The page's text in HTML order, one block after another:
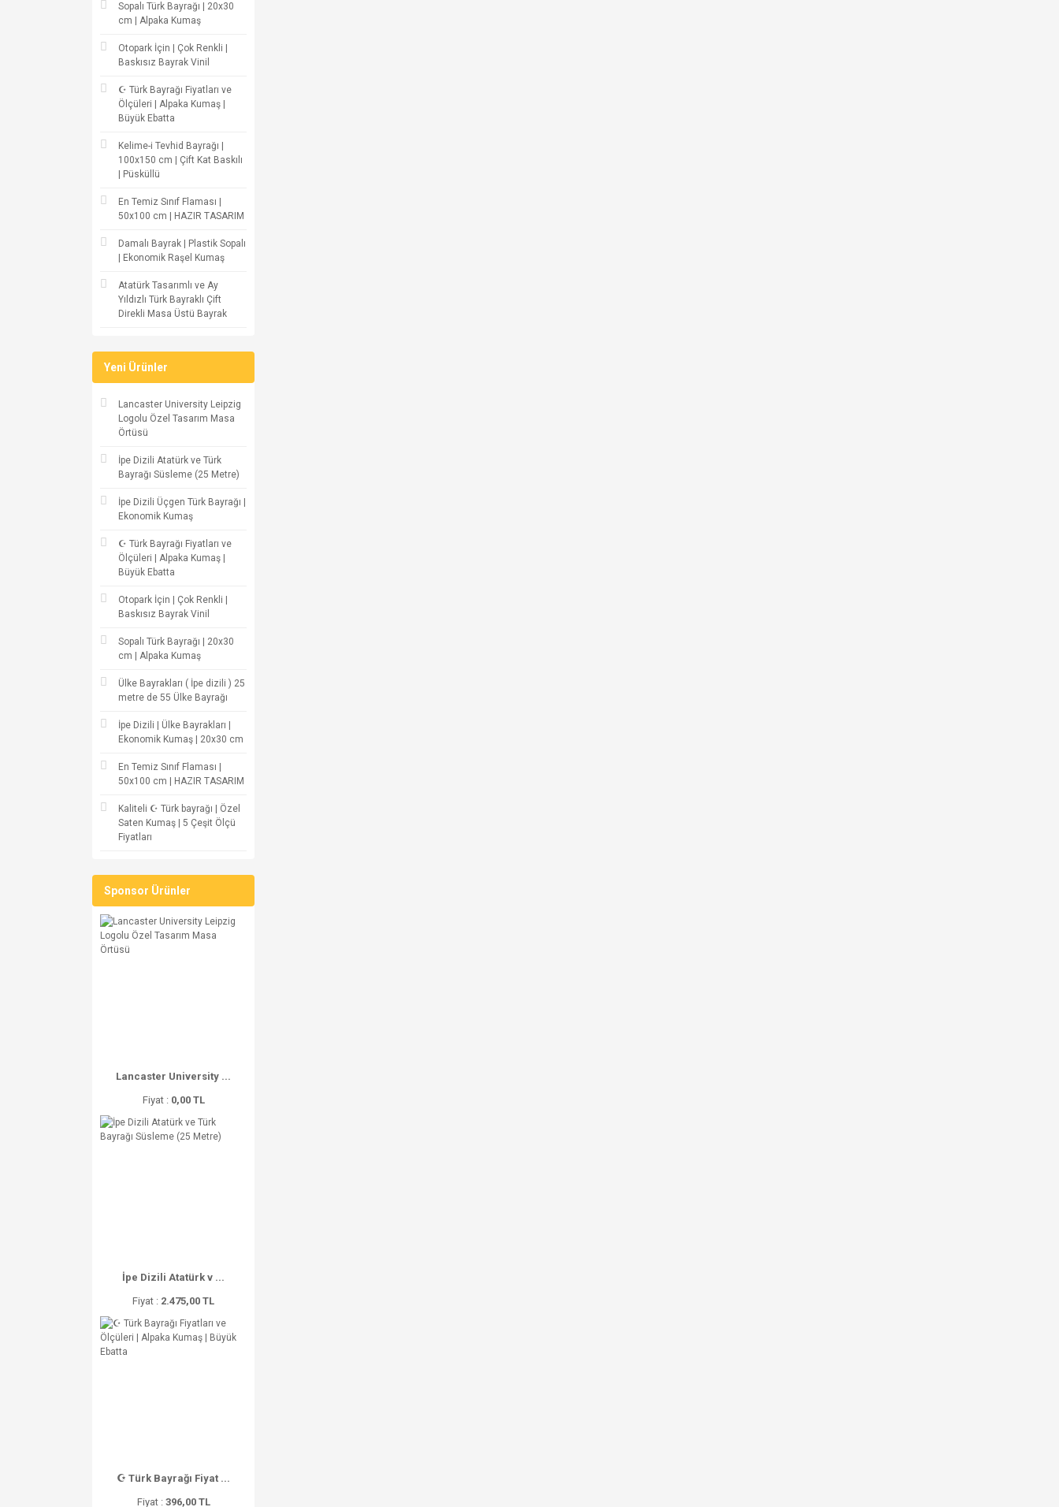
Sopalı Türk Bayrağı | 20x30
cm | Alpaka Kumaş
Otopark İçin | Çok Renkli |
Baskısız Bayrak Vinil
☪ Türk Bayrağı Fiyatları ve
Ölçüleri | Alpaka Kumaş |
Büyük Ebatta
Kelime-i Tevhid Bayrağı |
100x150 cm | Çift Kat Baskılı
| Püsküllü
En Temiz Sınıf Flaması |
50x100 cm | HAZIR TASARIM
Damalı Bayrak | Plastik Sopalı
| Ekonomik Raşel Kumaş
Atatürk Tasarımlı ve Ay
Yıldızlı Türk Bayraklı Çift
Direkli Masa Üstü Bayrak
Yeni Ürünler
Lancaster University Leipzig
Logolu Özel Tasarım Masa
Örtüsü
İpe Dizili Atatürk ve Türk
Bayrağı Süsleme (25 Metre)
İpe Dizili Üçgen Türk Bayrağı |
Ekonomik Kumaş
☪ Türk Bayrağı Fiyatları ve
Ölçüleri | Alpaka Kumaş |
Büyük Ebatta
Otopark İçin | Çok Renkli |
Baskısız Bayrak Vinil
Sopalı Türk Bayrağı | 20x30
cm | Alpaka Kumaş
Ülke Bayrakları ( İpe dizili ) 25
metre de 55 Ülke Bayrağı
İpe Dizili | Ülke Bayrakları |
Ekonomik Kumaş | 20x30 cm
En Temiz Sınıf Flaması |
50x100 cm | HAZIR TASARIM
Kaliteli ☪ Türk bayrağı | Özel
Saten Kumaş | 5 Çeşit Ölçü
Fiyatları
Sponsor Ürünler
Lancaster University ...
Fiyat : 0,00 TL
İpe Dizili Atatürk v ...
Fiyat : 2.475,00 TL
☪ Türk Bayrağı Fiyat ...
Fiyat : 396,00 TL